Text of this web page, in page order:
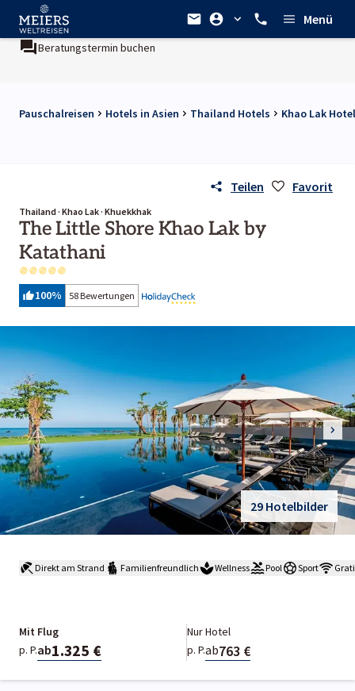
Menü
Beratungstermin buchen
Pauschalreisen Hotels in Asien Thailand Hotels Khao Lak
Teilen Favorit
Thailand · Khao Lak · Khuekkhak
The Little Shore Khao Lak by
Katathani
100% 58 Bewertungen
29 Hotelbilder
Direkt am Strand Familienfreundlich Wellness Pool Sport
Mit Flug
p. P.ab1.325 €
Nur Hotel
p. P.ab763 €